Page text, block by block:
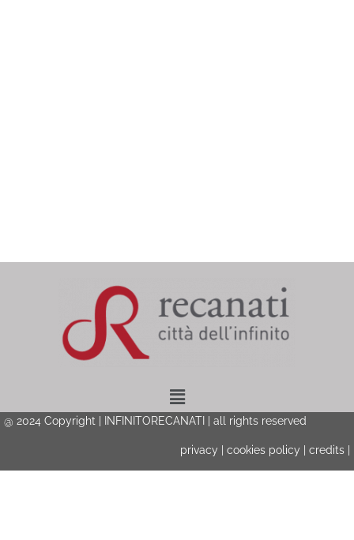
Menu
@ 2024 Copyright | INFINITORECANATI | all rights reserved
privacy cookies policy credits